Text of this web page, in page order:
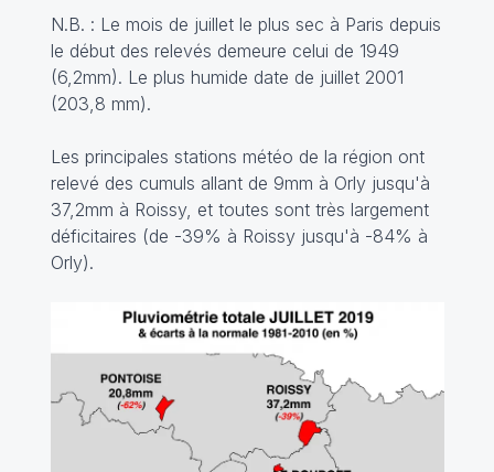
N.B. : Le mois de juillet le plus sec à Paris depuis
le début des relevés demeure celui de 1949
(6,2mm). Le plus humide date de juillet 2001
(203,8 mm).
Les principales stations météo de la région ont
relevé des cumuls allant de 9mm à Orly jusqu'à
37,2mm à Roissy, et toutes sont très largement
déficitaires (de -39% à Roissy jusqu'à -84% à
Orly).